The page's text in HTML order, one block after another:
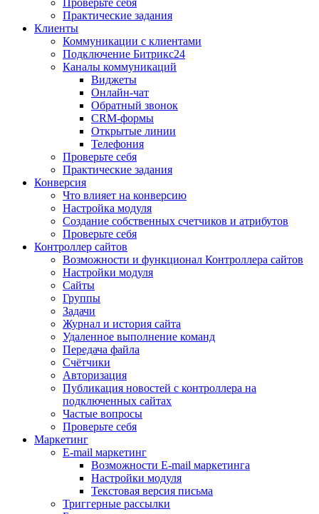
Проверьте себя
Практические задания
Клиенты
Коммуникации с клиентами
Подключение Битрикс24
Каналы коммуникаций
Виджеты
Онлайн-чат
Обратный звонок
CRM-формы
Открытые линии
Телефония
Проверьте себя
Практические задания
Конверсия
Что влияет на конверсию
Настройка модуля
Создание собственных счетчиков и атрибутов
Проверьте себя
Контроллер сайтов
Возможности и функционал Контроллера сайтов
Настройки модуля
Сайты
Группы
Задачи
Журнал и история сайта
Удаленное выполнение команд
Передача файла
Счётчики
Авторизация
Публикация новостей с контроллера на
подключенных сайтах
Частые вопросы
Проверьте себя
Маркетинг
E-mail маркетинг
Возможности E-mail маркетинга
Настройки модуля
Текстовая версия письма
Триггерные рассылки